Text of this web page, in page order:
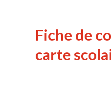
Fiche de
carte